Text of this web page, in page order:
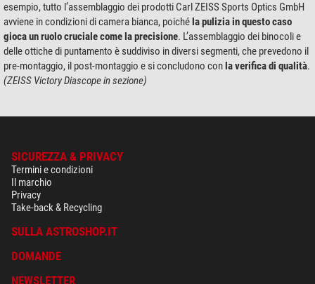
esempio, tutto l’assemblaggio dei prodotti Carl ZEISS Sports Optics GmbH
avviene in condizioni di camera bianca, poichéla pulizia in questo caso
gioca un ruolo cruciale come la precisione. L’assemblaggio dei binocoli e
delle ottiche di puntamento è suddiviso in diversi segmenti, che prevedono il
pre-montaggio, il post-montaggio e si concludono conla verifica di qualità.
(ZEISS Victory Diascope in sezione)
SICUREZZA & PRIVACY
Termini e condizioni
Il marchio
Privacy
Take-back & Recycling
SULLA ASTROSHOP.IT
DOMANDE
NEWSLETTER